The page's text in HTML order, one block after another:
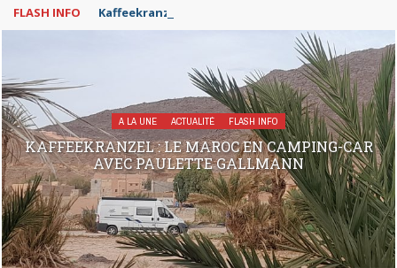
FLASH INFO Kaffeekranzel : Le Maroc en camping-car avec
A LA UNE ACTUALITÉ FLASH INFO
KAFFEEKRANZEL : LE MAROC EN CAMPING-CAR
AVEC PAULETTE GALLMANN